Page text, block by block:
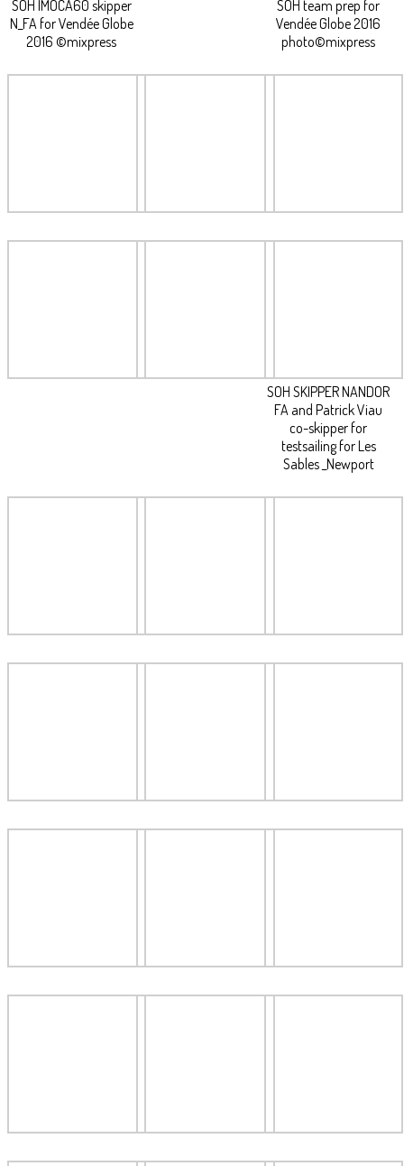
SOH IMOCA60 skipper
N_FA for Vendée Globe
2016 ©mixpress
SOH team prep for
Vendée Globe 2016
photo©mixpress
SOH SKIPPER NANDOR
FA and Patrick Viau
co-skipper for
testsailing for Les
Sables _Newport